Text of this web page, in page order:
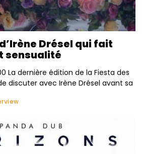
Drésel qui fait
sensualité
La dernière édition de la Fiesta des
discuter avec Irène Drésel avant sa